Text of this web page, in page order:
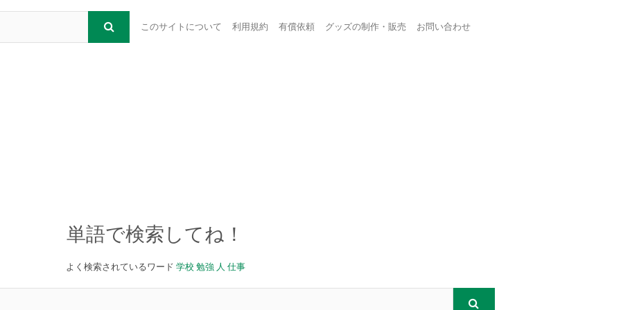
このサイトについて 利用規約 有償依頼 グッズの制作・販売 お問い合わせ
単語で検索してね！
よく検索されているワード 学校 勉強 人 仕事